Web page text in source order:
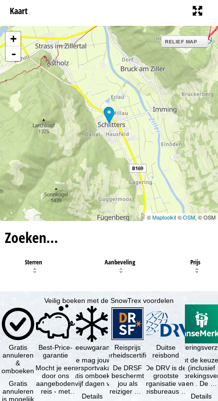
Kaart
+
-
RELIEF MAP
©Maptoolkit©OSM, © OSM
Zoeken…
Sterren Aanbeveling Prijs
Veilig boeken met de SnowTrex voordelen
Gratis
annuleren
&
omboeken
Gratis
annuleren
is mogelijk
Best-Price-
garantie
Mocht je een
door ons
aangeboden
reis - met
Sneeuwgarantie
Je mag jouw
wintersportvakantie
gratis omboeken
als vijf dagen voor
Details
Reisprijs
zekerheidscertificaat
De DRSF
beschermt
jou als
reiziger met
Duitse
reisbond
De DRV is de
grootste
organisatie van
reisbureaus en
Je hebt de
(inclusief
en . De …
Details